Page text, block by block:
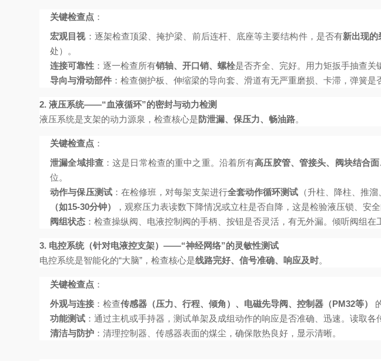
关键检查点 ：
宏观目视：逐架检查顶梁、掩护梁、前后连杆、底座等主要结构件，是否有新出现
处）。
连接可靠性 ：逐一检查所有销轴、开口销、螺栓是否齐全、完好。用力矩扳手抽查关
导向与滑动部件 ：检查侧护板、伸缩梁的导向套、滑道有无严重磨损、卡滞，弹簧是
2. 液压系统——“血液循环”的密封与动力检测
液压系统是支架的动力源泉，检查核心是防泄漏、保压力、畅油路。
关键检查点 ：
泄漏全域排查 ：这是日常检查的重中之重。沿着所有高压胶管、管接头、阀块结合
位。
动作与保压测试：在检修班，对每架支架进行全套动作循环测试 （升柱、降柱、推
（如15-30分钟）
，观察压力表读数下降情况或立柱是否自降，这是检验液压锁、安
阀组状态 ：检查操纵阀、电液控制阀的手柄、按钮是否灵活，有无外漏。倾听阀组在
3. 电控系统（针对电液控支架）——“神经网络”的灵敏性测试
电控系统是智能化的“大脑”，检查核心是线路完好、信号准确、响应及时。
关键检查点 ：
外观与连接 ：检查传感器（压力、行程、倾角）、电磁先导阀、控制器（PM32等）
功能测试 ：通过主机或手持器，测试单架及成组动作的响应是否准确、迅速。读取各
清洁与防护 ：清理控制器、传感器表面的煤尘，确保散热良好，显示清晰。